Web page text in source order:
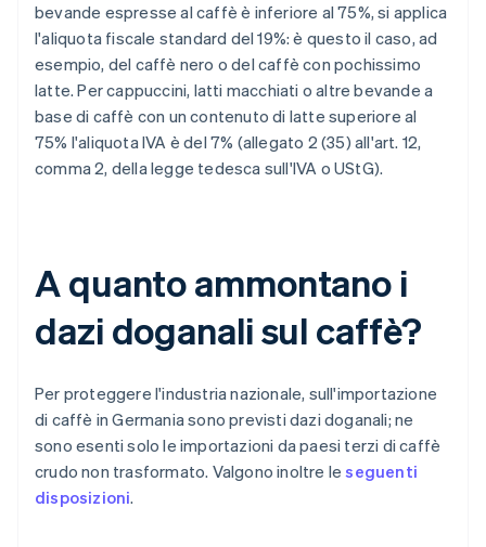
bevande espresse al caffè è inferiore al 75%, si applica
l'aliquota fiscale standard del 19%: è questo il caso, ad
esempio, del caffè nero o del caffè con pochissimo
latte. Per cappuccini, latti macchiati o altre bevande a
base di caffè con un contenuto di latte superiore al
75% l'aliquota IVA è del 7% (allegato 2 (35) all'art. 12,
comma 2, della legge tedesca sull'IVA o UStG).
A quanto ammontano i
dazi doganali sul caffè?
Per proteggere l'industria nazionale, sull'importazione
di caffè in Germania sono previsti dazi doganali; ne
sono esenti solo le importazioni da paesi terzi di caffè
crudo non trasformato. Valgono inoltre leseguenti
disposizioni.